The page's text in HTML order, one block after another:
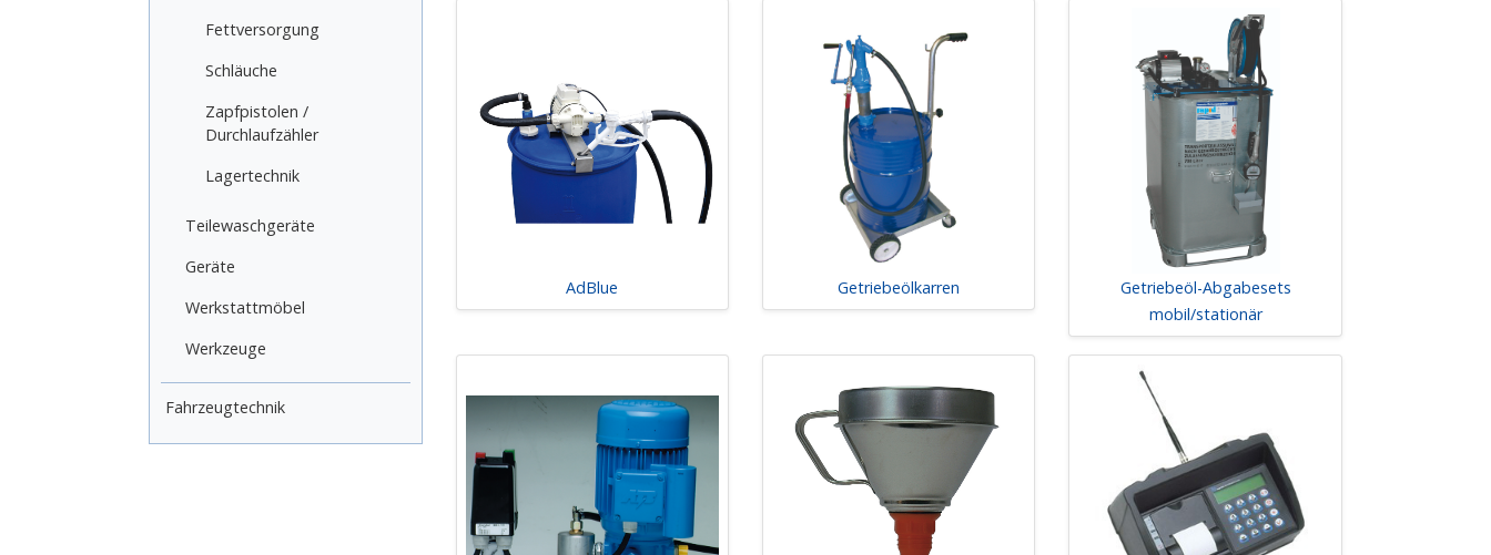
Fettversorgung
Schläuche
Zapfpistolen /
Durchlaufzähler
Lagertechnik
Teilewaschgeräte
Geräte
Werkstattmöbel
Werkzeuge
Fahrzeugtechnik
AdBlue Getriebeölkarren
Getriebeöl-Abgabesets
mobil/stationär